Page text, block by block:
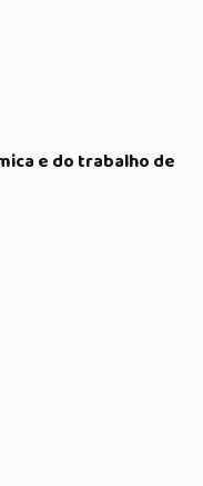
e do trabalho de